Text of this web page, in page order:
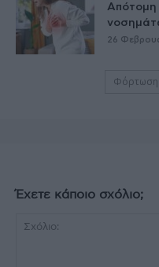
Απότομη
26
Φόρτωση
Έχετε κάποιο σχόλιο;